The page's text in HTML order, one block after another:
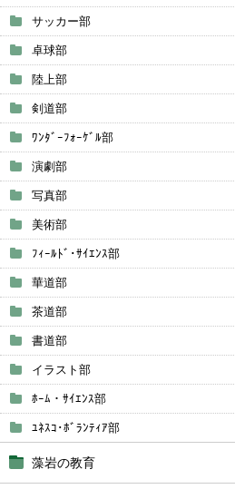
サッカー部
卓球部
陸上部
剣道部
ﾜﾝﾀﾞｰﾌｫｰｹﾞﾙ部
演劇部
写真部
美術部
ﾌｨｰﾙﾄﾞ･ｻｲｴﾝｽ部
華道部
茶道部
書道部
イラスト部
ﾎｰﾑ・ｻｲｴﾝｽ部
ﾕﾈｽｺ･ﾎﾞﾗﾝﾃｨｱ部
藻岩の教育